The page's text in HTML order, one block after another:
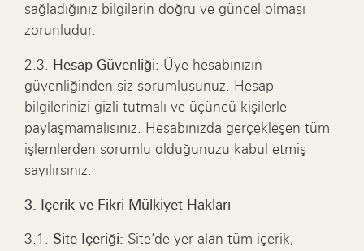
sağladığınız bilgilerin doğru ve güncel olması
zorunludur.
2.3. Hesap Güvenliği: Üye hesabınızın
güvenliğinden siz sorumlusunuz. Hesap
bilgilerinizi gizli tutmalı ve üçüncü kişilerle
paylaşmamalısınız. Hesabınızda gerçekleşen tüm
işlemlerden sorumlu olduğunuzu kabul etmiş
sayılırsınız.
3. İçerik ve Fikri Mülkiyet Hakları
3.1. Site İçeriği: Site’de yer alan tüm içerik,